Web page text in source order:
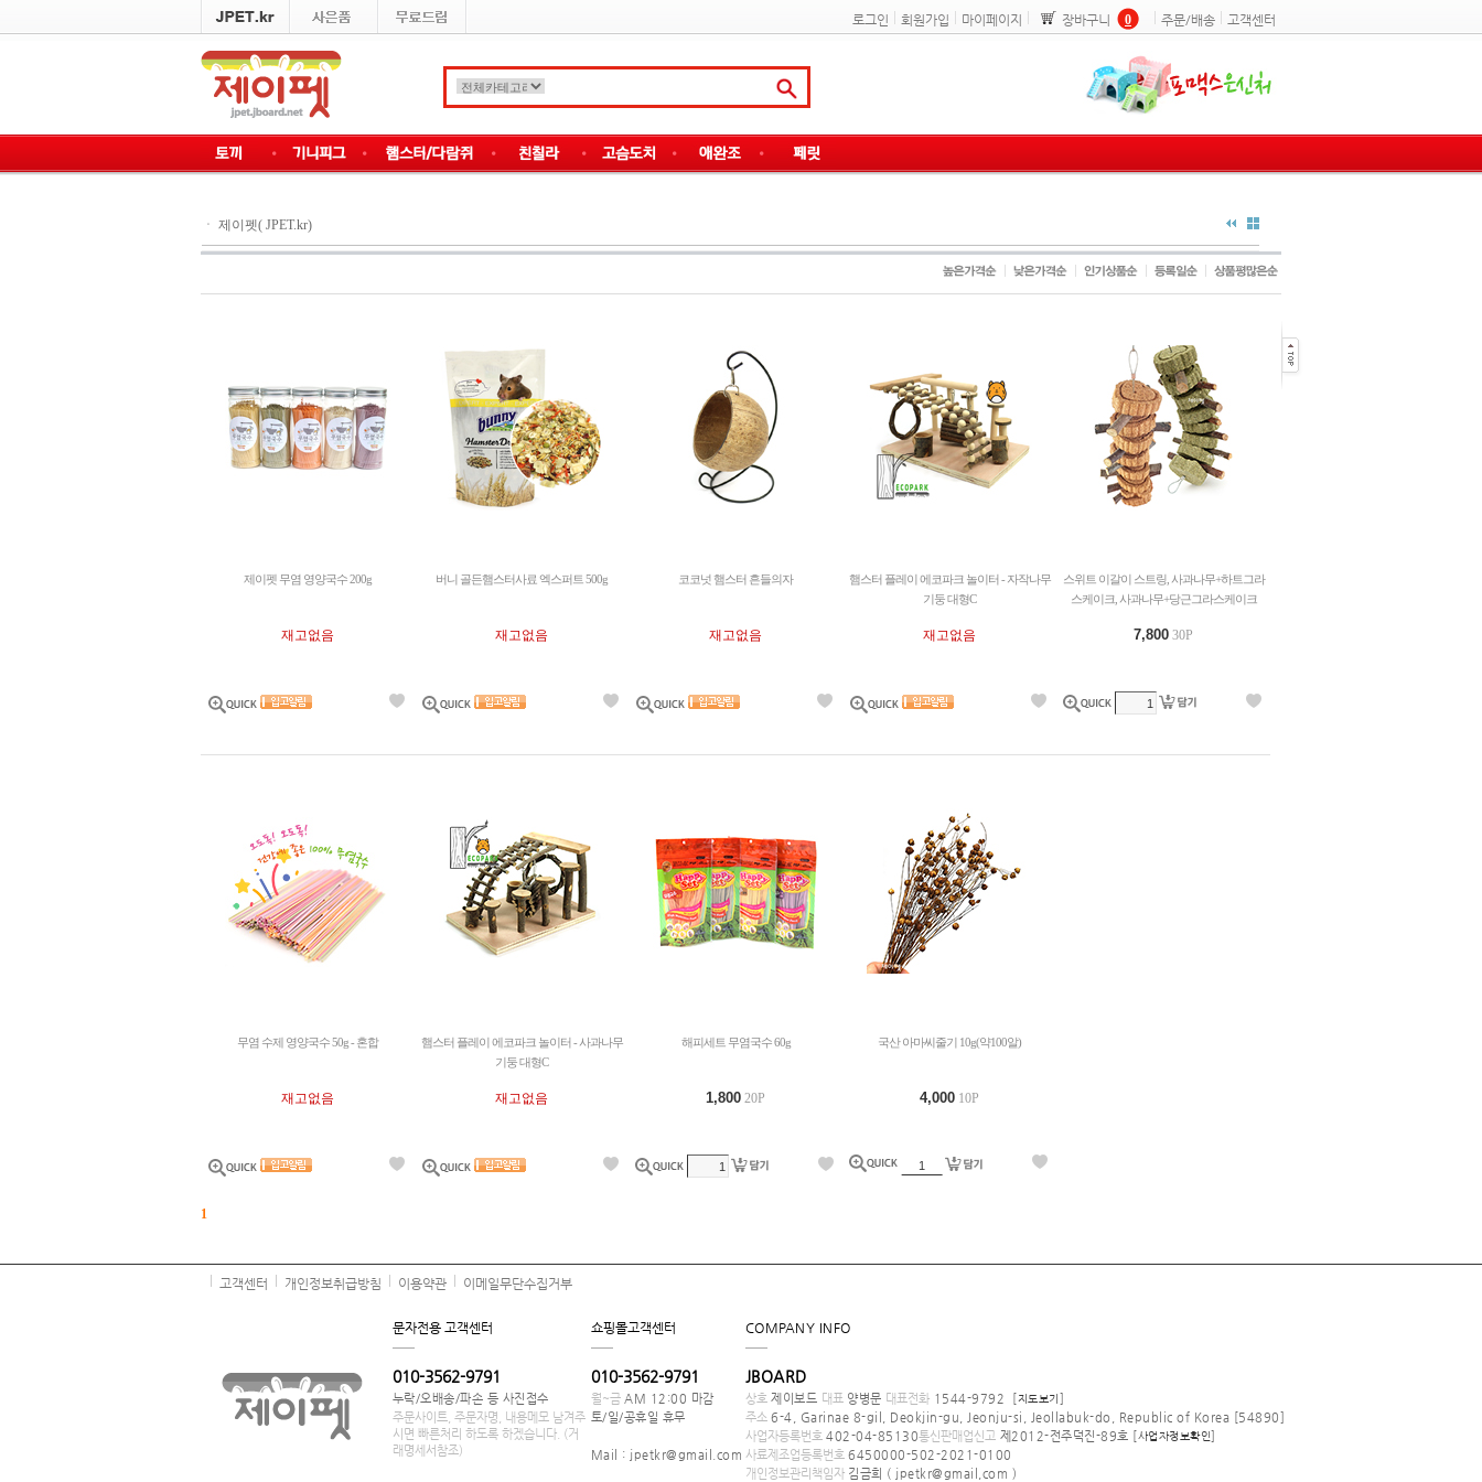
로그인 회원가입 마이페이지 장바구니 0 주문/배송 고객센터
ㆍ 제이펫( JPET.kr)
제이펫 무염 영양국수 200g
재고없음
버니 골든햄스터사료 엑스퍼트 500g
재고없음
코코넛 햄스터 흔들의자
재고없음
햄스터 플레이 에코파크 놀이터 - 자작나무
기둥 대형C
재고없음
스위트 이갈이 스트링, 사과나무+하트그라
스케이크, 사과나무+당근그라스케이크
7,800 30P
무염 수제 영양국수 50g - 혼합
재고없음
햄스터 플레이 에코파크 놀이터 - 사과나무
기둥 대형C
재고없음
해피세트 무염국수 60g
1,800 20P
국산 아마씨줄기 10g(약100알)
4,000 10P
1
고객센터 개인정보취급방침 이용약관 이메일무단수집거부
문자전용 고객센터
010-3562-9791
누락/오배송/파손 등 사진접수
주문사이트, 주문자명, 내용메모 남겨주
시면 빠른처리 하도록 하겠습니다. (거
래명세서참조)
쇼핑몰고객센터
010-3562-9791
월~금AM 12:00 마감
토/일/공휴일 휴무
Mail : jpetkr@gmail.com
COMPANY INFO
JBOARD
상호제이보드 대표양병문 대표전화 1544-9792 [지도보기 ]
주소6-4, Garinae 8-gil, Deokjin-gu, Jeonju-si, Jeollabuk-do, Republic of Korea [54890]
사업자등록번호402-04-85130통신판매업신고 제2012-전주덕진-89호 [사업자정보확인]
사료제조업등록번호6450000-502-2021-0100
개인정보관리책임자김금희 ( jpetkr@gmail,com )